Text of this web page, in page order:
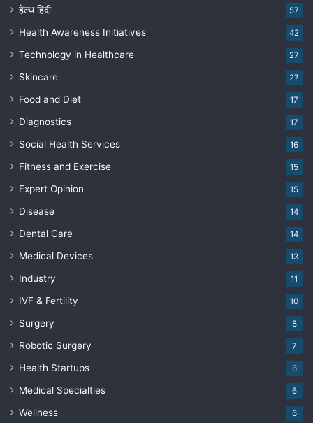
हेल्थ हिंदी 57
Health Awareness Initiatives 42
Technology in Healthcare 27
Skincare 27
Food and Diet 17
Diagnostics 17
Social Health Services 16
Fitness and Exercise 15
Expert Opinion 15
Disease 14
Dental Care 14
Medical Devices 13
Industry 11
IVF & Fertility 10
Surgery 8
Robotic Surgery 7
Health Startups 6
Medical Specialties 6
Wellness 6